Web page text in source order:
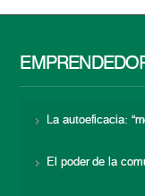
La autoeficacia:
El poder de la